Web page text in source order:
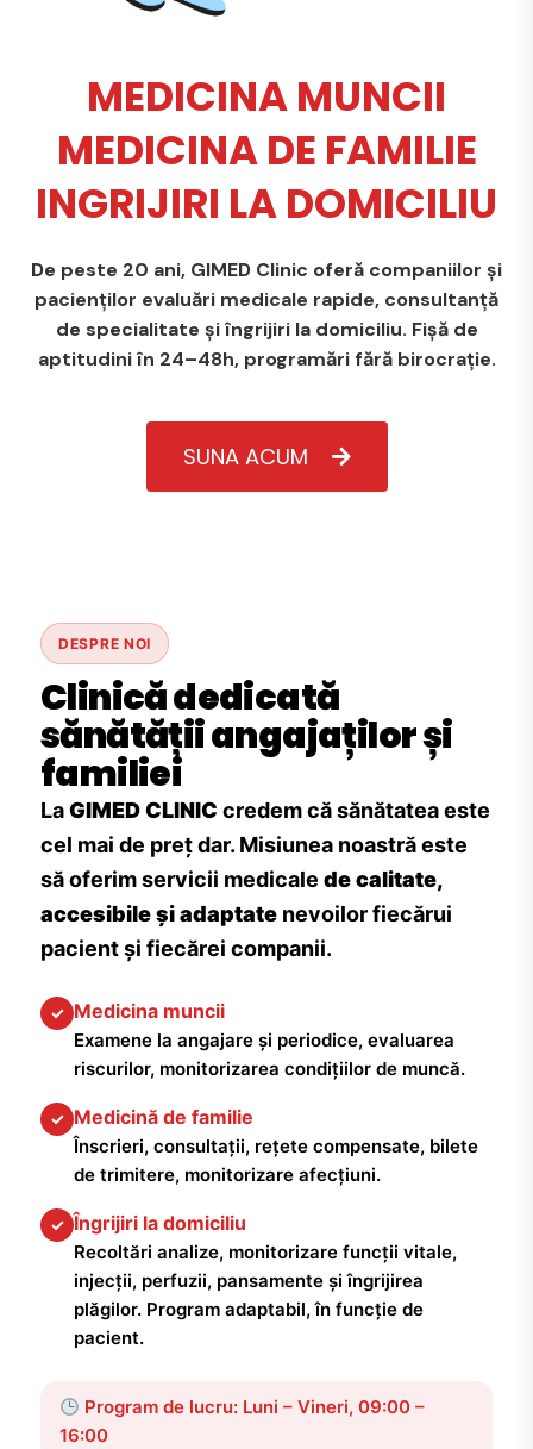
MEDICINA MUNCII
MEDICINA DE FAMILIE
INGRIJIRI LA DOMICILIU
De peste 20 ani, GIMED Clinic oferă companiilor și
pacienților evaluări medicale rapide, consultanță
de specialitate și îngrijiri la domiciliu. Fișă de
aptitudini în 24–48h, programări fără birocrație.
SUNA ACUM
DESPRE NOI
Clinică dedicată
sănătății angajaților și
familiei
LaGIMED CLINIC credem că sănătatea este
cel mai de preț dar. Misiunea noastră este
să oferim servicii medicale de calitate,
accesibile și adaptate nevoilor fiecărui
pacient și fiecărei companii.
✓ Medicina muncii
Examene la angajare și periodice, evaluarea
riscurilor, monitorizarea condițiilor de muncă.
✓ Medicină de familie
Înscrieri, consultații, rețete compensate, bilete
de trimitere, monitorizare afecțiuni.
✓ Îngrijiri la domiciliu
Recoltări analize, monitorizare funcții vitale,
injecții, perfuzii, pansamente și îngrijirea
plăgilor. Program adaptabil, în funcție de
pacient.
Program de lucru: Luni – Vineri, 09:00 –
16:00